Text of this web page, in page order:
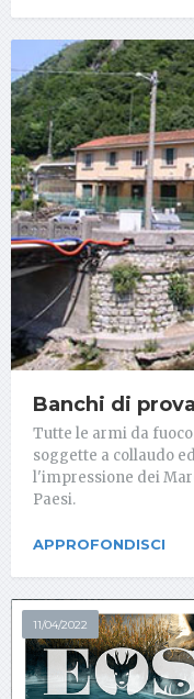
Banchi di prova
Tutte le armi da
soggette a collaudo
l'impressione dei
Paesi.
APPROFONDISCI
11/04/2022